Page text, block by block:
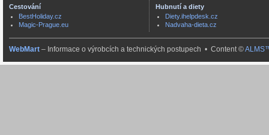
Cestování
BestHoliday.cz
Magic-Prague.eu
Hubnutí a diety
Diety.ihelpdesk.cz
Nadvaha-dieta.cz
WebMart – Informace o výrobcích a technických postupech • Content ©